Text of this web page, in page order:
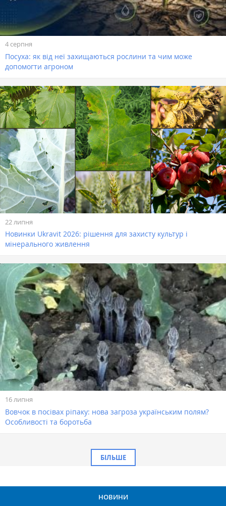
4 серпня
Посуха: як від неї захищаються рослини та чим може
допомогти агроном
22 липня
Новинки Ukravit 2026: рішення для захисту культур і
мінерального живлення
16 липня
Вовчок в посівах ріпаку: нова загроза українським полям?
Особливості та боротьба
БІЛЬШЕ
НОВИНИ